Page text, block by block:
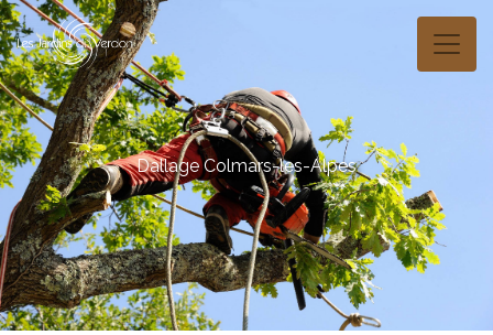
Panneau de gestion des cookies
Dallage Colmars-les-Alpes